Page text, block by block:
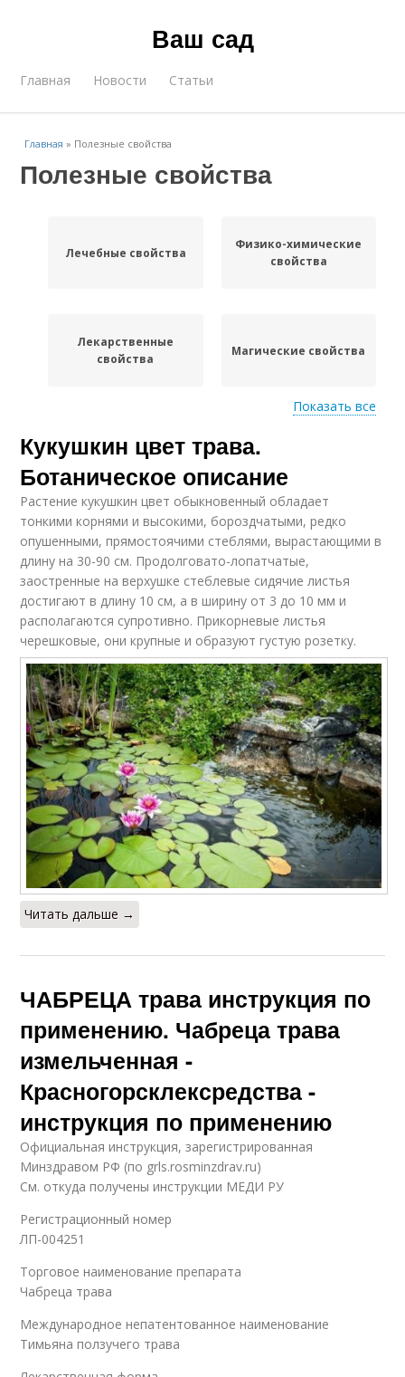
Ваш сад
Главная Новости Статьи
Главная » Полезные свойства
Полезные свойства
Лечебные свойства
Физико-химические
свойства
Лекарственные
свойства
Магические свойства
Полезные советы Вредные свойства
Показать все
Кукушкин цвет трава.
Ботаническое описание
Растение кукушкин цвет обыкновенный обладает
тонкими корнями и высокими, бороздчатыми, редко
опушенными, прямостоячими стеблями, вырастающими в
длину на 30-90 см. Продолговато-лопатчатые,
заостренные на верхушке стеблевые сидячие листья
достигают в длину 10 см, а в ширину от 3 до 10 мм и
располагаются супротивно. Прикорневые листья
черешковые, они крупные и образуют густую розетку.
Читать дальше →
ЧАБРЕЦА трава инструкция по
применению. Чабреца трава
измельченная -
Красногорсклексредства -
инструкция по применению
Официальная инструкция, зарегистрированная
Минздравом РФ (по grls.rosminzdrav.ru)
См. откуда получены инструкции МЕДИ РУ
Регистрационный номер
ЛП-004251
Торговое наименование препарата
Чабреца трава
Международное непатентованное наименование
Тимьяна ползучего трава